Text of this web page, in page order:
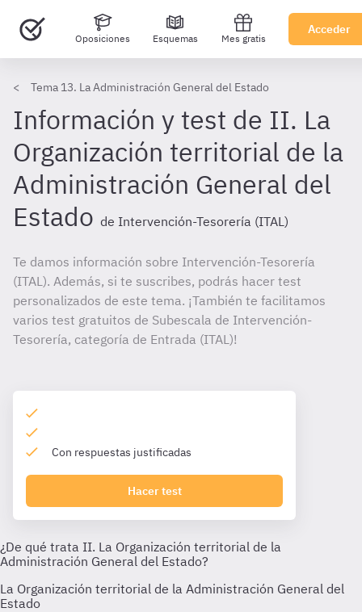
Oposiciones Esquemas Mes gratis
Acceder
Tema 13. La Administración General del Estado
Información y test de II. La
Organización territorial de la
Administración General del
Estado de Intervención-Tesorería (ITAL)
Te damos información sobre Intervención-Tesorería
(ITAL). Además, si te suscribes, podrás hacer test
personalizados de este tema. ¡También te facilitamos
varios test gratuitos de Subescala de Intervención-
Tesorería, categoría de Entrada (ITAL)!
Con respuestas justificadas
Hacer test